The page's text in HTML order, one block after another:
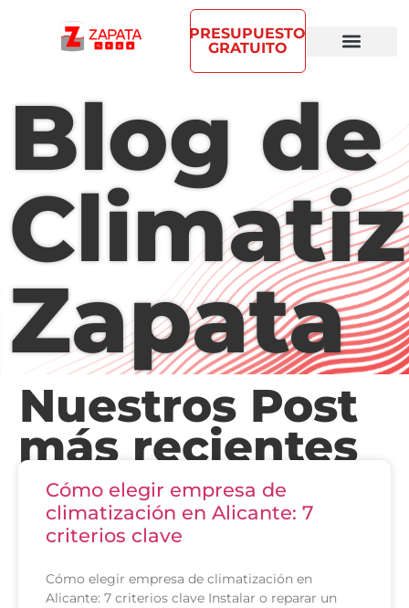
PRESUPUESTO
GRATUITO
Blog de
Zapata
Nuestros Post
más recientes
Cómo elegir empresa de
climatización en Alicante: 7
criterios clave
Cómo elegir empresa de climatización en
Alicante: 7 criterios clave Instalar o reparar un